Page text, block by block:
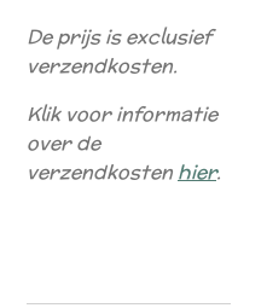
De prijs is exclusief
verzendkosten.
Klik voor informatie
over de
verzendkosten hier.